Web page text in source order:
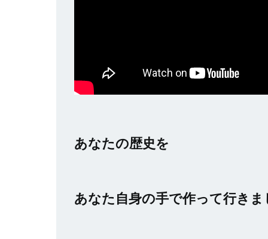
あなたの歴史を
あなた自身の手で作って行き